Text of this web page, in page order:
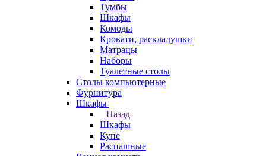
Тумбы
Шкафы
Комоды
Кровати, раскладушки
Матрацы
Наборы
Туалетные столы
Столы компьютерные
Фурнитура
Шкафы
Назад
Шкафы
Купе
Распашные